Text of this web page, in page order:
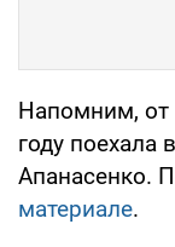
Напомним, от
году поехала
Апанасенко.
материале.